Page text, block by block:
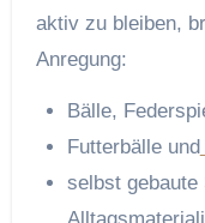
aktiv zu bleiben,
Anregung:
Bälle,
Futterbälle und
selbst gebaute